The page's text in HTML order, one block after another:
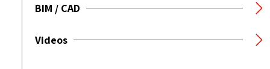
BIM / CAD
Videos